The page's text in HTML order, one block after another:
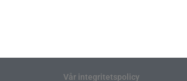
Vår integritetspolicy